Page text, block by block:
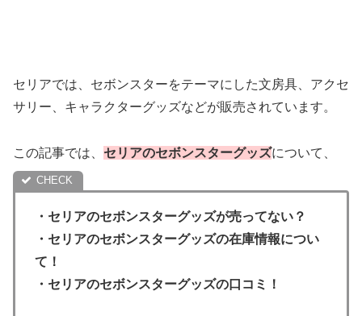
セリアでは、セボンスターをテーマにした文房具、アクセ
サリー、キャラクターグッズなどが販売されています。
この記事では、 セリアのセボンスターグッズについて、
・セリアのセボンスターグッズが売ってない？
・セリアのセボンスターグッズの在庫情報につい
て！
・セリアのセボンスターグッズの口コミ！